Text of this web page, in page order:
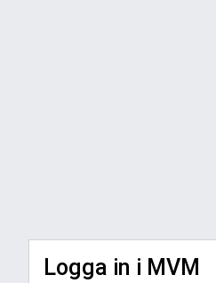
Logga in i MVM